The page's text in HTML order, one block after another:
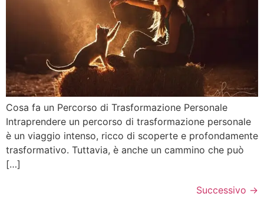
Cosa fa un Percorso di Trasformazione Personale
Intraprendere un percorso di trasformazione personale
è un viaggio intenso, ricco di scoperte e profondamente
trasformativo. Tuttavia, è anche un cammino che può
[…]
Successivo →